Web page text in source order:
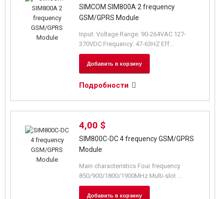
SIMCOM SIM800A 2 frequency
GSM/GPRS Module
Input: Voltage Range: 90-264VAC 127-
370VDC Frequency: 47-63HZ Eff...
Добавить в корзину
Подробности
4,00 $
SIM800C-DC 4 frequency GSM/GPRS
Module
Main characteristics Four frequency
850/900/1800/1900MHz Multi-slot ...
Добавить в корзину